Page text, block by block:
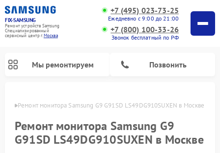
FIX-SAMSUNG
Ремонт устройств Samsung
Специализированный
cервисный центр г.Москва
+7 (495) 023-73-25
Ежедневно с 9:00 до 21:00
+7 (800) 100-33-26
Звонок бесплатный по РФ
Мы ремонтируем Позвонить
Ремонт монитора Samsung G9 G91SD LS49DG910SUXEN в Москве
Ремонт монитора Samsung G9
G91SD LS49DG910SUXEN в Москве